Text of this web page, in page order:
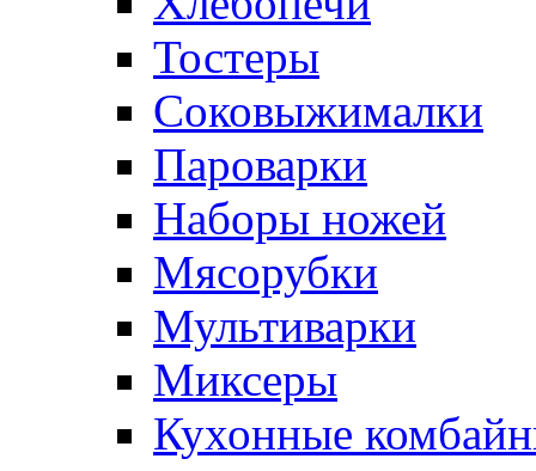
Тостеры
Соковыжималки
Пароварки
Наборы ножей
Мясорубки
Мультиварки
Миксеры
Кухонные